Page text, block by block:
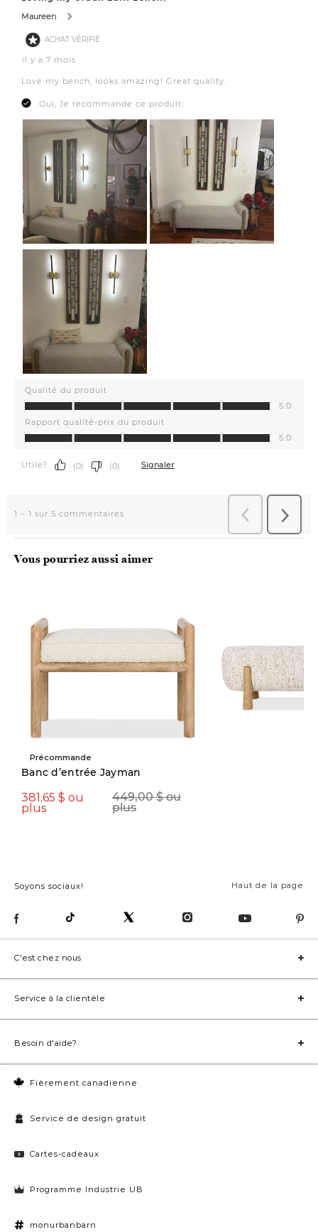
Vous pourriez aussi aimer
Précommande
Banc d’entrée Jayman
449,00 $ ou
plus
381,65 $ ou
plus
Haut de la page
Soyons sociaux!
Fièrement canadienne
Service de design gratuit
Cartes-cadeaux
Programme Industrie UB
monurbanbarn
C'est chez nous
Service à la clientèle
Besoin d'aide?